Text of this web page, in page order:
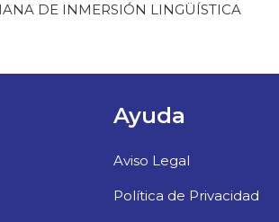
DE INMERSIÓN LINGÜÍSTICA
Ayuda
Aviso Legal
Política de Privacidad